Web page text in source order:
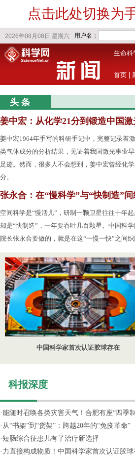
点击此处切换为
生命科
首页
头 条
姜中宏：从化学21分到锻造中国激
姜中宏1964年手写的科研手记中，完整记录着
类气体成分的分析结果，见证着我国激光事业
足迹。然而，很多人不会想到，姜中宏曾经化
分。
张永合：在“慢科学”与“快制造”间
空间科学是“慢活儿”，研制一颗卫星往往十年
却是“快制造”，一年要吞吐几百颗星。中国科
院长张永合要做的，就是在这“一慢一快”之间织
中国科学家首次认证胶球存在
科报深度
·能随时召唤各类灾害天气！合肥有座“四季
· 从“书架”到“货架”：跨越20年的“免疫革命”
· 短肠综合征患儿有了治疗新选择
· 力直接构成物质！中国科学家首次认证胶球